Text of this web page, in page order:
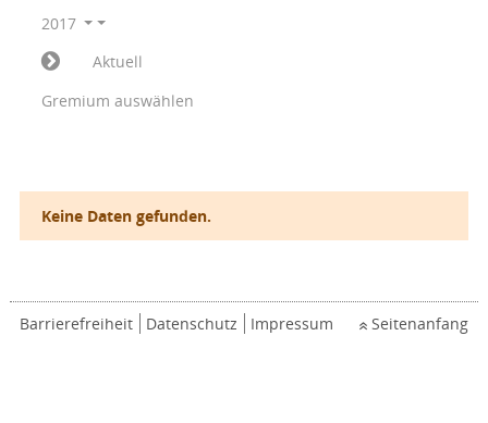
2017
Aktuell
Gremium auswählen
Keine Daten gefunden.
Barrierefreiheit Datenschutz Impressum Seitenanfang